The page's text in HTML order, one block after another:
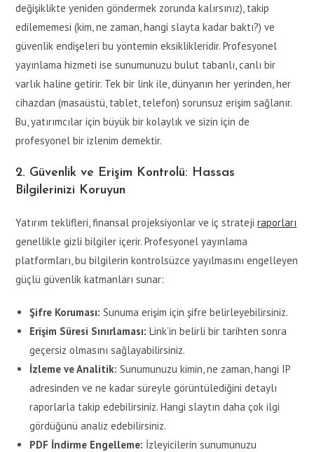
değişiklikte yeniden göndermek zorunda kalırsınız), takip
edilememesi (kim, ne zaman, hangi slayta kadar baktı?) ve
güvenlik endişeleri bu yöntemin eksiklikleridir. Profesyonel
yayınlama hizmeti ise sunumunuzu bulut tabanlı, canlı bir
varlık haline getirir. Tek bir link ile, dünyanın her yerinden, her
cihazdan (masaüstü, tablet, telefon) sorunsuz erişim sağlanır.
Bu, yatırımcılar için büyük bir kolaylık ve sizin için de
profesyonel bir izlenim demektir.
2. Güvenlik ve Erişim Kontrolü: Hassas
Bilgilerinizi Koruyun
Yatırım teklifleri, finansal projeksiyonlar ve iç stratejiraporları
genellikle gizli bilgiler içerir. Profesyonel yayınlama
platformları, bu bilgilerin kontrolsüzce yayılmasını engelleyen
güçlü güvenlik katmanları sunar:
Şifre Koruması: Sunuma erişim için şifre belirleyebilirsiniz.
Erişim Süresi Sınırlaması: Link’in belirli bir tarihten sonra
geçersiz olmasını sağlayabilirsiniz.
İzleme ve Analitik: Sunumunuzu kimin, ne zaman, hangi IP
adresinden ve ne kadar süreyle görüntülediğini detaylı
raporlarla takip edebilirsiniz. Hangi slaytın daha çok ilgi
gördüğünü analiz edebilirsiniz.
PDF İndirme Engelleme: İzleyicilerin sunumunuzu